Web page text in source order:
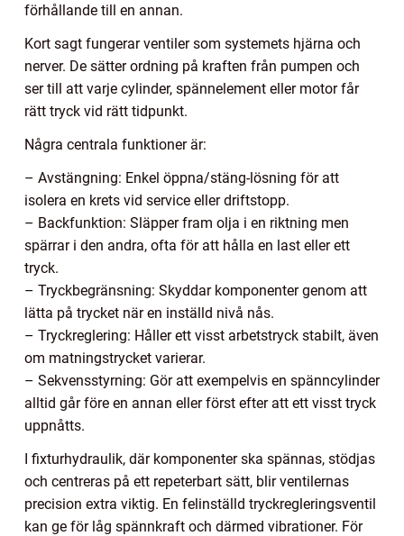
förhållande till en annan.
Kort sagt fungerar ventiler som systemets hjärna och
nerver. De sätter ordning på kraften från pumpen och
ser till att varje cylinder, spännelement eller motor får
rätt tryck vid rätt tidpunkt.
Några centrala funktioner är:
– Avstängning: Enkel öppna/stäng-lösning för att
isolera en krets vid service eller driftstopp.
– Backfunktion: Släpper fram olja i en riktning men
spärrar i den andra, ofta för att hålla en last eller ett
tryck.
– Tryckbegränsning: Skyddar komponenter genom att
lätta på trycket när en inställd nivå nås.
– Tryckreglering: Håller ett visst arbetstryck stabilt, även
om matningstrycket varierar.
– Sekvensstyrning: Gör att exempelvis en spänncylinder
alltid går före en annan eller först efter att ett visst tryck
uppnåtts.
I fixturhydraulik, där komponenter ska spännas, stödjas
och centreras på ett repeterbart sätt, blir ventilernas
precision extra viktig. En felinställd tryckregleringsventil
kan ge för låg spännkraft och därmed vibrationer. För